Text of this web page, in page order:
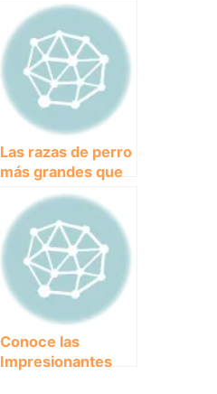
Alemanes: el
paraíso de la vida
marina
Las razas de perro
más grandes que
existen: conoce a
estos
impresionantes
gigantes caninos.
Conoce las
Impresionantes